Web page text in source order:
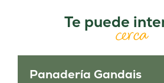
Te puedecerca
Panadería Gandais